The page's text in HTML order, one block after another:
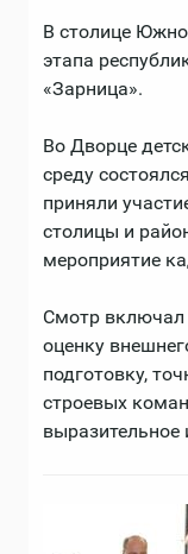
В столице
этапа
«Зарница».
Во Дворце
среду
приняли
столицы и
мероприятие
Смотр включал
оценку
подготовку,
строевых
выразительное